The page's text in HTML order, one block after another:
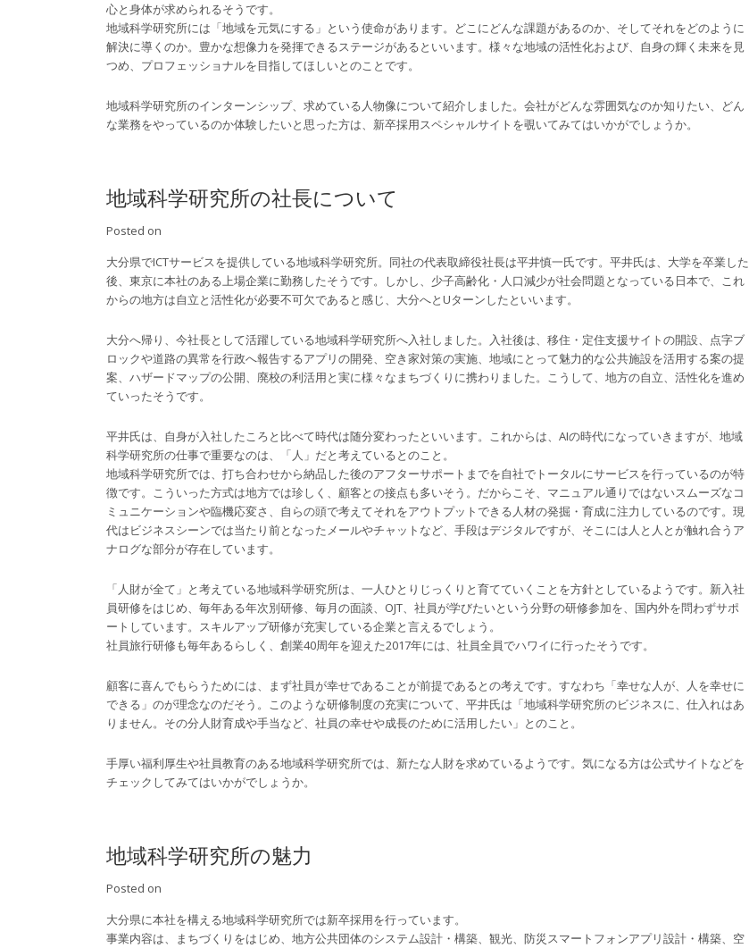
心と身体が求められるそうです。
地域科学研究所には「地域を元気にする」という使命があります。どこにどんな課題があるのか、そしてそれをどのように
解決に導くのか。豊かな想像力を発揮できるステージがあるといいます。様々な地域の活性化および、自身の輝く未来を見
つめ、プロフェッショナルを目指してほしいとのことです。
地域科学研究所のインターンシップ、求めている人物像について紹介しました。会社がどんな雰囲気なのか知りたい、どん
な業務をやっているのか体験したいと思った方は、新卒採用スペシャルサイトを覗いてみてはいかがでしょうか。
地域科学研究所の社長について
Posted on
大分県でICTサービスを提供している地域科学研究所。同社の代表取締役社長は平井慎一氏です。平井氏は、大学を卒業した
後、東京に本社のある上場企業に勤務したそうです。しかし、少子高齢化・人口減少が社会問題となっている日本で、これ
からの地方は自立と活性化が必要不可欠であると感じ、大分へとUターンしたといいます。
大分へ帰り、今社長として活躍している地域科学研究所へ入社しました。入社後は、移住・定住支援サイトの開設、点字ブ
ロックや道路の異常を行政へ報告するアプリの開発、空き家対策の実施、地域にとって魅力的な公共施設を活用する案の提
案、ハザードマップの公開、廃校の利活用と実に様々なまちづくりに携わりました。こうして、地方の自立、活性化を進め
ていったそうです。
平井氏は、自身が入社したころと比べて時代は随分変わったといいます。これからは、AIの時代になっていきますが、地域
科学研究所の仕事で重要なのは、「人」だと考えているとのこと。
地域科学研究所では、打ち合わせから納品した後のアフターサポートまでを自社でトータルにサービスを行っているのが特
徴です。こういった方式は地方では珍しく、顧客との接点も多いそう。だからこそ、マニュアル通りではないスムーズなコ
ミュニケーションや臨機応変さ、自らの頭で考えてそれをアウトプットできる人材の発掘・育成に注力しているのです。現
代はビジネスシーンでは当たり前となったメールやチャットなど、手段はデジタルですが、そこには人と人とが触れ合うア
ナログな部分が存在しています。
「人財が全て」と考えている地域科学研究所は、一人ひとりじっくりと育てていくことを方針としているようです。新入社
員研修をはじめ、毎年ある年次別研修、毎月の面談、OJT、社員が学びたいという分野の研修参加を、国内外を問わずサポ
ートしています。スキルアップ研修が充実している企業と言えるでしょう。
社員旅行研修も毎年あるらしく、創業40周年を迎えた2017年には、社員全員でハワイに行ったそうです。
顧客に喜んでもらうためには、まず社員が幸せであることが前提であるとの考えです。すなわち「幸せな人が、人を幸せに
できる」のが理念なのだそう。このような研修制度の充実について、平井氏は「地域科学研究所のビジネスに、仕入れはあ
りません。その分人財育成や手当など、社員の幸せや成長のために活用したい」とのこと。
手厚い福利厚生や社員教育のある地域科学研究所では、新たな人財を求めているようです。気になる方は公式サイトなどを
チェックしてみてはいかがでしょうか。
地域科学研究所の魅力
Posted on
大分県に本社を構える地域科学研究所では新卒採用を行っています。
事業内容は、まちづくりをはじめ、地方公共団体のシステム設計・構築、観光、防災スマートフォンアプリ設計・構築、空